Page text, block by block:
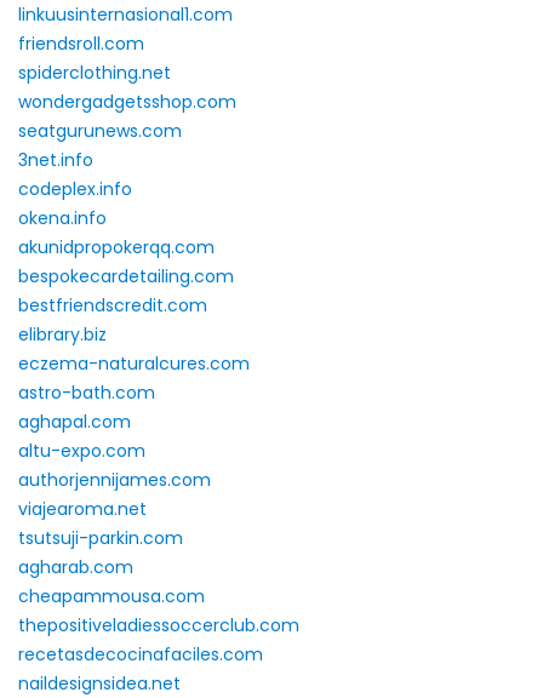
linkuusinternasional1.com
friendsroll.com
spiderclothing.net
wondergadgetsshop.com
seatgurunews.com
3net.info
codeplex.info
okena.info
akunidpropokerqq.com
bespokecardetailing.com
bestfriendscredit.com
elibrary.biz
eczema-naturalcures.com
astro-bath.com
aghapal.com
altu-expo.com
authorjennijames.com
viajearoma.net
tsutsuji-parkin.com
agharab.com
cheapammousa.com
thepositiveladiessoccerclub.com
recetasdecocinafaciles.com
naildesignsidea.net